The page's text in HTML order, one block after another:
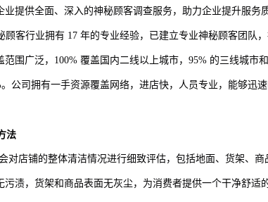
提供全面、深入的神秘顾客调查服务，助力企业提升服务
顾客行业拥有 17 年的专业经验，已建立专业神秘顾客团队
围广泛，100% 覆盖国内二线以上城市，95% 的三线城市
公司拥有一手资源覆盖网络，进店快，人员专业，能够迅
法
对店铺的整体清洁情况进行细致评估，包括地面、货架、
渍，货架和商品表面无灰尘，为消费者提供一个干净舒适